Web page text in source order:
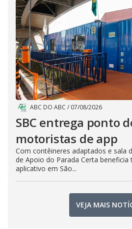
ABC DO ABC / 07/08/2026
SBC entrega ponto
motoristas de app
Com contêineres adaptados e sala
de Apoio do Parada Certa beneficia
aplicativo em São...
VEJA MAIS